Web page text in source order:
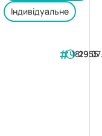
Індивідуальне
181955